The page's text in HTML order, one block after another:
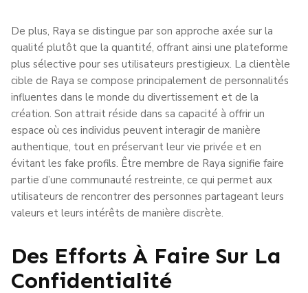
De plus, Raya se distingue par son approche axée sur la
qualité plutôt que la quantité, offrant ainsi une plateforme
plus sélective pour ses utilisateurs prestigieux. La clientèle
cible de Raya se compose principalement de personnalités
influentes dans le monde du divertissement et de la
création. Son attrait réside dans sa capacité à offrir un
espace où ces individus peuvent interagir de manière
authentique, tout en préservant leur vie privée et en
évitant les fake profils. Être membre de Raya signifie faire
partie d’une communauté restreinte, ce qui permet aux
utilisateurs de rencontrer des personnes partageant leurs
valeurs et leurs intérêts de manière discrète.
Des Efforts À Faire Sur La
Confidentialité